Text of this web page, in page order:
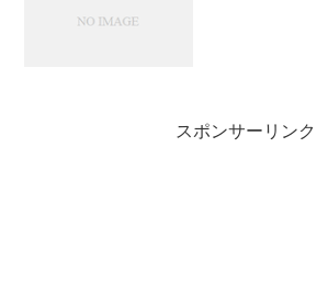
スポンサーリンク